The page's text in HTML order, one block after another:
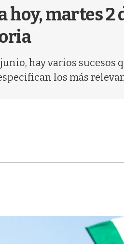
hoy, martes
junio, hay varios
los más